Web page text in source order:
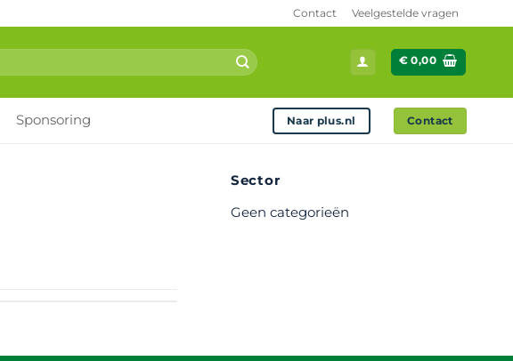
Contact Veelgestelde vragen
€ 0,00
Sponsoring Naar plus.nl Contact
Sector
Geen categorieën